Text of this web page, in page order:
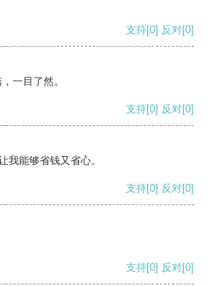
支持[0] 反对[0]
一目了然。
支持[0] 反对[0]
我能够省钱又省心。
支持[0] 反对[0]
支持[0] 反对[0]